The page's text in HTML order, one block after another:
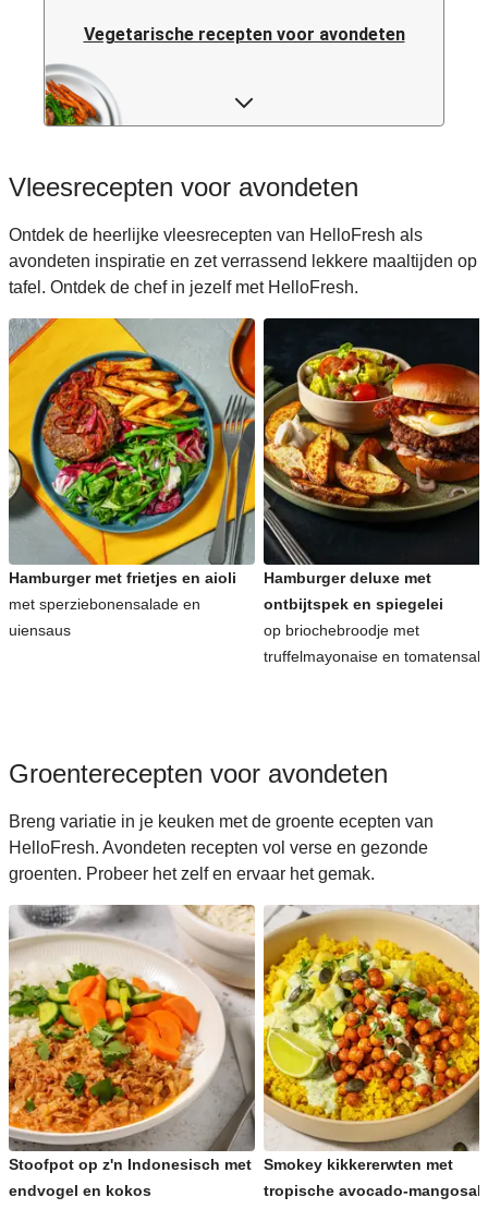
Vegetarische recepten voor avondeten
Pastarecepten voor avondeten
Italiaanse recepten voor avondeten
Japanse recepten voor avondeten
Makkelijke recepten voor avondeten
Snelle recepten voor avondeten
Koreaanse recepten voor avondeten
Vleesrecepten voor avondeten
Ontdek de heerlijke vleesrecepten van HelloFresh als
avondeten inspiratie en zet verrassend lekkere maaltijden op
tafel. Ontdek de chef in jezelf met HelloFresh.
Hamburger met frietjes en aioli
met sperziebonensalade en
uiensaus
Hamburger deluxe met
ontbijtspek en spiegelei
op briochebroodje met
truffelmayonaise en
Groenterecepten voor avondeten
Breng variatie in je keuken met de groente ecepten van
HelloFresh. Avondeten recepten vol verse en gezonde
groenten. Probeer het zelf en ervaar het gemak.
Stoofpot op z'n Indonesisch met
endvogel en kokos
Smokey kikkererwten met
tropische avocado-